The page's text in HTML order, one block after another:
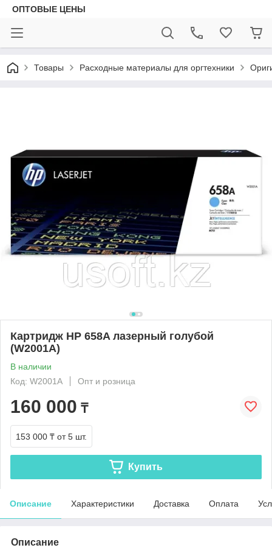
ОПТОВЫЕ ЦЕНЫ
Товары Расходные материалы для оргтехники
Картридж HP 658A лазерный голубой
(W2001A)
В наличии
Код: W2001A
Опт и розница
160 000 ₸
153 000 ₸ от 5 шт.
Купить
Описание Характеристики Доставка Оплата
Описание